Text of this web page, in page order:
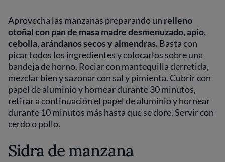
Aprovecha las manzanas preparando un relleno
otoñal con pan de masa madre desmenuzado, apio,
cebolla, arándanos secos y almendras.Basta con
picar todos los ingredientes y colocarlos sobre una
bandeja de horno. Rociar con mantequilla derretida,
mezclar bien y sazonar con sal y pimienta. Cubrir con
papel de aluminio y hornear durante 30 minutos,
retirar a continuación el papel de aluminio y hornear
durante 10 minutos más hasta que se dore. Servir con
cerdo o pollo.
Sidra de manzana